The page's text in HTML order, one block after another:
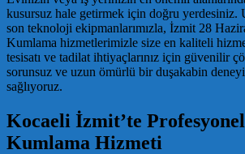
kusursuz hale getirmek için doğru yerdesiniz.
son teknoloji ekipmanlarımızla, İzmit 28
Kumlama hizmetlerimizle size en kaliteli
tesisatı ve tadilat ihtiyaçlarınız için güvenilir
sorunsuz ve uzun ömürlü bir duşakabin
sağlıyoruz.
Kocaeli İzmit’te
Kumlama Hizmeti